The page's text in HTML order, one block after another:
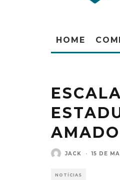
HOME
JACK · 15 DE
NOTÍCIAS